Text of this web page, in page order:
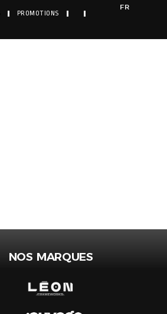
PROMOTIONS
FR
NOS MARQUES